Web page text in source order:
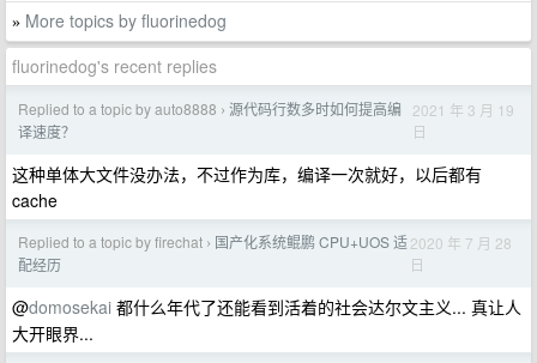
» More topics by fluorinedog
fluorinedog's recent replies
Replied to a topic by auto8888 › 源代码行数多时如何提高编
译速度？
2021 年 3 月 19
日
这种单体大文件没办法，不过作为库，编译一次就好，以后都有
cache
Replied to a topic by firechat › 国产化系统鲲鹏 CPU+UOS 适
配经历
2020 年 7 月 28
日
@domosekai 都什么年代了还能看到活着的社会达尔文主义... 真让人
大开眼界...